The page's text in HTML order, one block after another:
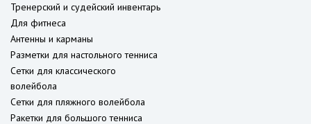
Тренерский и судейский инвентарь
Для фитнеса
Антенны и карманы
Разметки для настольного тенниса
Сетки для классического
волейбола
Сетки для пляжного волейбола
Ракетки для большого тенниса